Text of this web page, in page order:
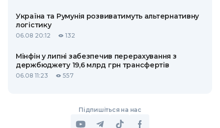
Україна та Румунія розвиватимуть альтернативну
логістику
06.08 20:12 132
Мінфін у липні забезпечив перерахування з
держбюджету 19,6 млрд грн трансфертів
06.08 11:23 557
Підпишіться на нас